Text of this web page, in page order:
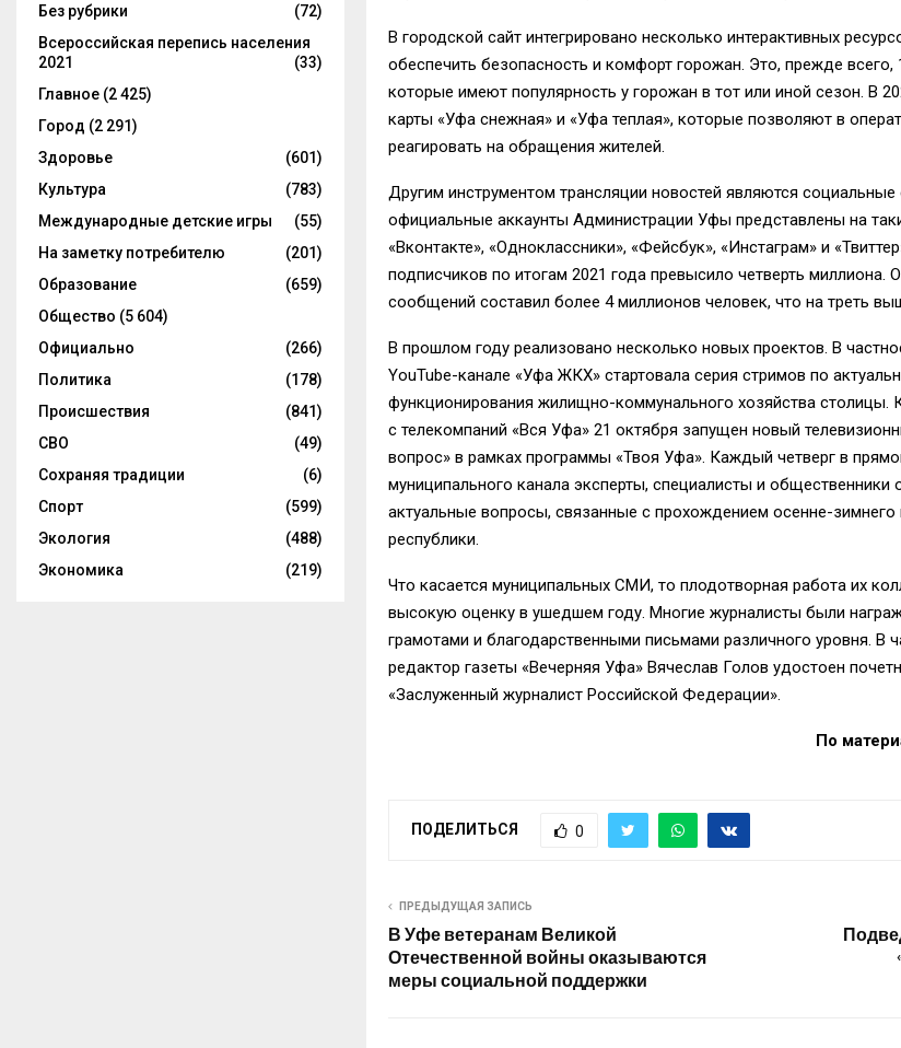
В городской сайт интегрировано несколько интерактивных
обеспечить безопасность и комфорт горожан. Это, прежде всего,
которые имеют популярность у горожан в тот или иной сезон. В
карты «Уфа снежная» и «Уфа теплая», которые позволяют в
реагировать на обращения жителей.
Другим инструментом трансляции новостей являются социальные
официальные аккаунты Администрации Уфы представлены на
«Вконтакте», «Одноклассники», «Фейсбук», «Инстаграм» и
подписчиков по итогам 2021 года превысило четверть миллиона.
сообщений составил более 4 миллионов человек, что на треть
В прошлом году реализовано несколько новых проектов. В
YouTube-канале «Уфа ЖКХ» стартовала серия стримов по
функционирования жилищно-коммунального хозяйства столицы.
с телекомпаний «Вся Уфа» 21 октября запущен новый
вопрос» в рамках программы «Твоя Уфа». Каждый четверг в
муниципального канала эксперты, специалисты и общественники
актуальные вопросы, связанные с прохождением осенне-зимнего
республики.
Что касается муниципальных СМИ, то плодотворная работа их
высокую оценку в ушедшем году. Многие журналисты были
грамотами и благодарственными письмами различного уровня. В
редактор газеты «Вечерняя Уфа» Вячеслав Голов удостоен
«Заслуженный журналист Российской Федерации».
По
ПОДЕЛИТЬСЯ 0
ПРЕДЫДУЩАЯ ЗАПИСЬ
В Уфе ветеранам Великой
Отечественной войны оказываются
меры социальной поддержки
Без рубрики
(72)
Всероссийская перепись населения
2021
(33)
Главное (2 425)
Город (2 291)
Здоровье
(601)
Культура
(783)
Международные детские игры
(55)
На заметку потребителю
(201)
Образование
(659)
Общество (5 604)
Официально
(266)
Политика
(178)
Происшествия
(841)
СВО
(49)
Сохраняя традиции
(6)
Спорт
(599)
Экология
(488)
Экономика
(219)